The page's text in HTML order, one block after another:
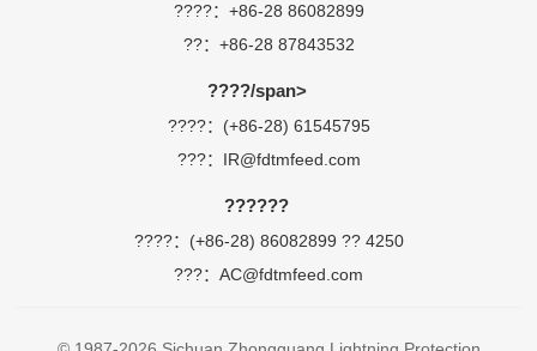
????：+86-28 86082899
??：+86-28 87843532
????/span>
????：(+86-28) 61545795
???：IR@fdtmfeed.com
??????
????：(+86-28) 86082899 ?? 4250
???：AC@fdtmfeed.com